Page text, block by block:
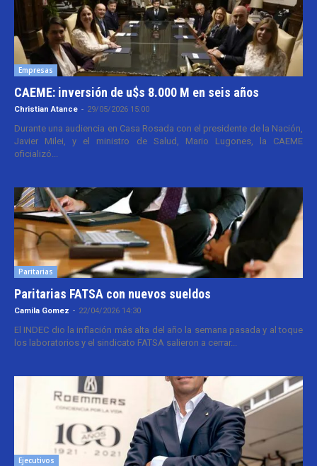
Empresas
CAEME: inversión de u$s 8.000 M en seis años
Christian Atance - 29/05/2026 15:00
Durante una audiencia en Casa Rosada con el presidente de la Nación,
Javier Milei, y el ministro de Salud, Mario Lugones, la CAEME
oficializó...
Paritarias
Paritarias FATSA con nuevos sueldos
Camila Gomez - 22/04/2026 14:30
El INDEC dio la inflación más alta del año la semana pasada y al toque
los laboratorios y el sindicato FATSA salieron a cerrar...
Ejecutivos